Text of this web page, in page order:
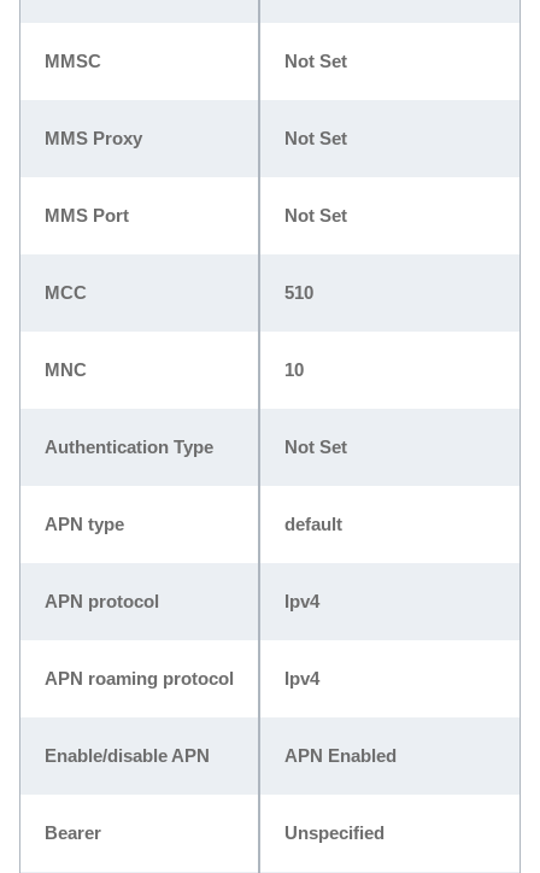
MMSC Not Set
MMS Proxy Not Set
MMS Port Not Set
MCC 510
MNC 10
Authentication Type Not Set
APN type default
APN protocol Ipv4
APN roaming protocol Ipv4
Enable/disable APN APN Enabled
Bearer Unspecified